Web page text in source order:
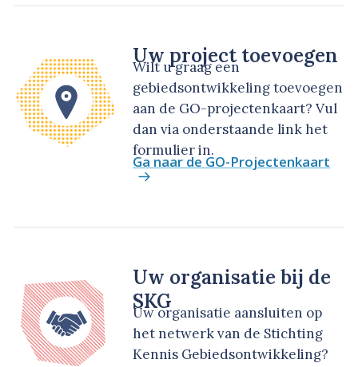
Uw project toevoegen
Wilt u graag een
gebiedsontwikkeling toevoegen
aan de GO-projectenkaart? Vul
dan via onderstaande link het
formulier in.
Ga naar de GO-Projectenkaart
Uw organisatie bij de
SKG
Uw organisatie aansluiten op
het netwerk van de Stichting
Kennis Gebiedsontwikkeling?